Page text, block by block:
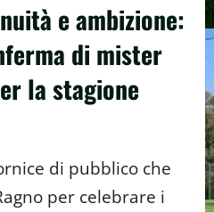
e ambizione:
di mister
la stagione
di pubblico che
per celebrare i